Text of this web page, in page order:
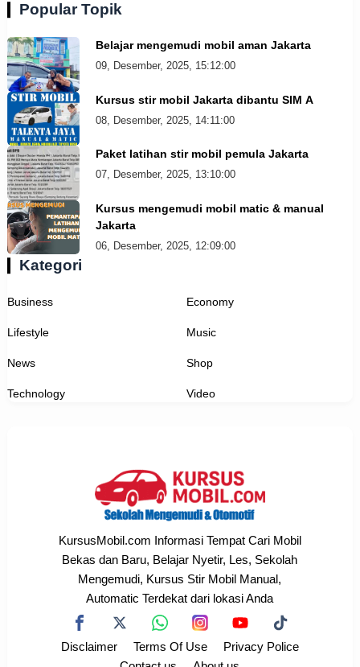
Popular Topik
Belajar mengemudi mobil aman Jakarta
09, Desember, 2025, 15:12:00
Kursus stir mobil Jakarta dibantu SIM A
08, Desember, 2025, 14:11:00
Paket latihan stir mobil pemula Jakarta
07, Desember, 2025, 13:10:00
Kursus mengemudi mobil matic & manual
Jakarta
06, Desember, 2025, 12:09:00
Kategori
Business Economy
Lifestyle Music
News Shop
Technology Video
KursusMobil.com Informasi Tempat Cari Mobil
Bekas dan Baru, Belajar Nyetir, Les, Sekolah
Mengemudi, Kursus Stir Mobil Manual,
Automatic Terdekat dari lokasi Anda
Disclaimer Terms Of Use
Privacy Police